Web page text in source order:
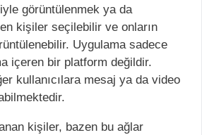
görüntülenmek ya da
kişiler seçilebilir ve onların
Uygulama sadece
içeren bir platform değildir.
kullanıcılara mesaj ya da video
kişiler, bazen bu ağlar